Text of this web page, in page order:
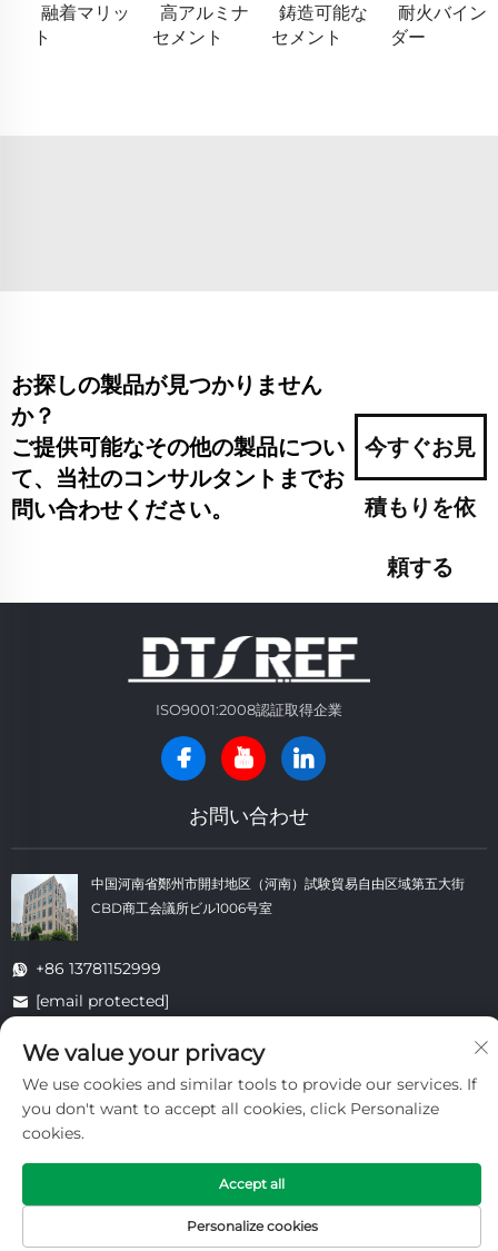
融着マリッ
ト
高アルミナ
セメント
鋳造可能な
セメント
耐火バイン
ダー
お探しの製品が見つかりません
か？
ご提供可能なその他の製品につい
て、当社のコンサルタントまでお
問い合わせください。
今すぐお見
積もりを依
頼する
ISO9001:2008認証取得企業
お問い合わせ
中国河南省鄭州市開封地区（河南）試験貿易自由区域第五大街
CBD商工会議所ビル1006号室
+86 13781152999
[email protected]
著作権 © 開封大同耐火材料有限公司 すべての権利を留保します。 - プラ
イバシーポリシー - ブログ
製品 メールアドレス
We value your privacy
We use cookies and similar tools to provide our services. If
you don't want to accept all cookies, click Personalize
cookies.
Personalize cookies
Accept all